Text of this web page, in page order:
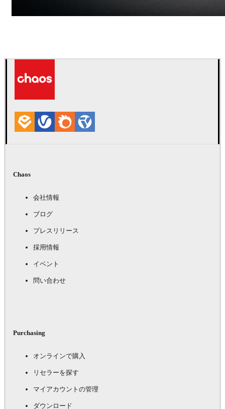
Chaos
会社情報
ブログ
プレスリリース
採用情報
イベント
問い合わせ
Purchasing
オンラインで購入
リセラーを探す
マイアカウントの管理
ダウンロード